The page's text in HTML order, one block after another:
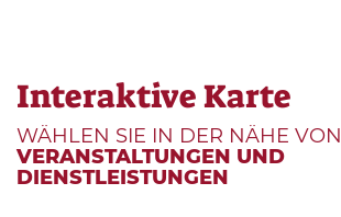
Interaktive Karte
WÄHLEN SIE IN DER NÄHE VON
VERANSTALTUNGEN UND
DIENSTLEISTUNGEN